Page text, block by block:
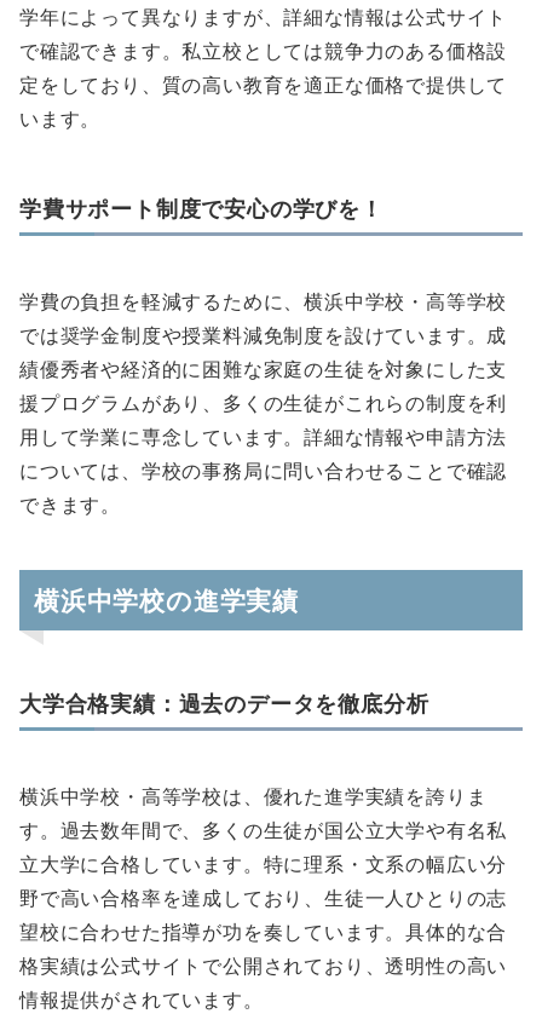
学年によって異なりますが、詳細な情報は公式サイト
で確認できます。私立校としては競争力のある価格設
定をしており、質の高い教育を適正な価格で提供して
います。
学費サポート制度で安心の学びを！
学費の負担を軽減するために、横浜中学校・高等学校
では奨学金制度や授業料減免制度を設けています。成
績優秀者や経済的に困難な家庭の生徒を対象にした支
援プログラムがあり、多くの生徒がこれらの制度を利
用して学業に専念しています。詳細な情報や申請方法
については、学校の事務局に問い合わせることで確認
できます。
横浜中学校の進学実績
大学合格実績：過去のデータを徹底分析
横浜中学校・高等学校は、優れた進学実績を誇りま
す。過去数年間で、多くの生徒が国公立大学や有名私
立大学に合格しています。特に理系・文系の幅広い分
野で高い合格率を達成しており、生徒一人ひとりの志
望校に合わせた指導が功を奏しています。具体的な合
格実績は公式サイトで公開されており、透明性の高い
情報提供がされています。